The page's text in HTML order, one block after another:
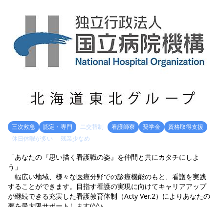
三次救急 認定・専門 二交替制 看護師寮 奨学金
資格取得支援
休日休暇が多い
残業少なめ
「あなたの『思い描く看護職の姿』を仲間と共にカタチにしよ
う」
幅広い地域、様々な医療分野での診療機能のもと、看護を実践
することができます。目指す看護の実現に向けてキャリアアップ
が継続できる充実した看護教育体制（Acty Ver.2）によりあなたの